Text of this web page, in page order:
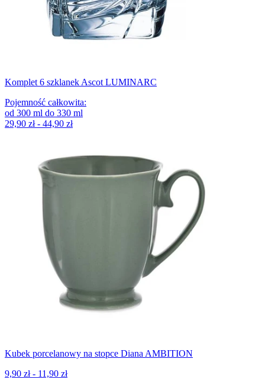
Komplet 6 szklanek Ascot LUMINARC
Pojemność całkowita:
od 300 ml do 330 ml
29,90 zł - 44,90 zł
Kubek porcelanowy na stopce Diana AMBITION
9,90 zł - 11,90 zł